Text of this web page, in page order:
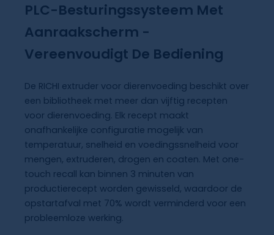
PLC-Besturingssysteem Met
Aanraakscherm -
Vereenvoudigt De Bediening
De RICHI extruder voor dierenvoeding beschikt over
een bibliotheek met meer dan vijftig recepten
voor dierenvoeding. Elk recept maakt
onafhankelijke configuratie mogelijk van
temperatuur, snelheid en voedingssnelheid voor
mengen, extruderen, drogen en coaten. Met one-
touch recall kan binnen 3 minuten van
productierecept worden gewisseld, waardoor de
opstartafval met 70% wordt verminderd voor een
probleemloze werking.